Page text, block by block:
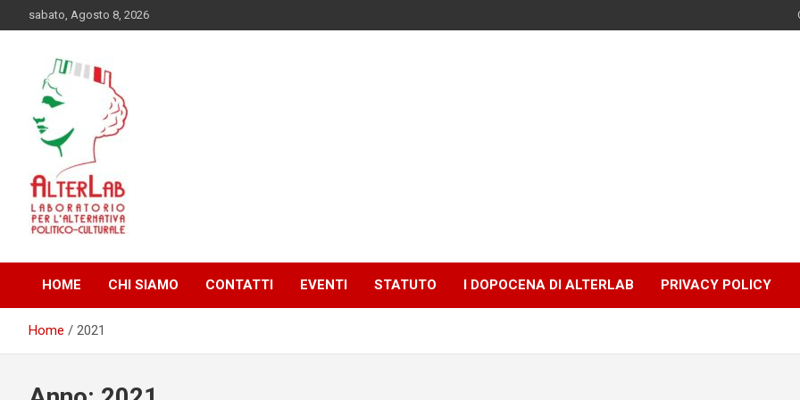
to
sabato, Agosto 8, 2026
AlterLab
HOME CHI SIAMO CONTATTI EVENTI STATUTO I DOPOCENA DI ALTERLAB PRIVACY POLICY
Home 2021